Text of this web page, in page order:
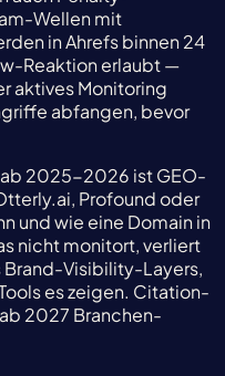
Wellen mit
in Ahrefs binnen 24
Reaktion erlaubt —
aktives Monitoring
abfangen, bevor
2025-2026 ist GEO-
Profound oder
und wie eine Domain in
nicht monitort, verliert
Brand-Visibility-Layers,
es zeigen. Citation-
2027 Branchen-